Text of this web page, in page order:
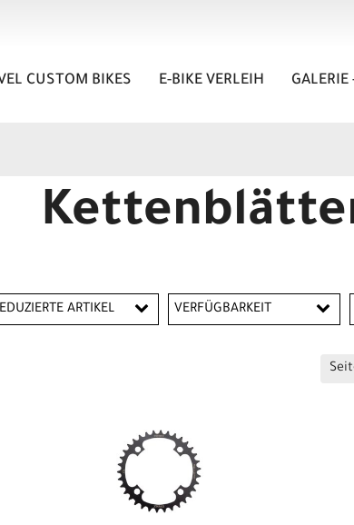
CUSTOM BIKES E-BIKE VERLEIH GALERIE
ARTIKEL VERFÜGBARKEIT